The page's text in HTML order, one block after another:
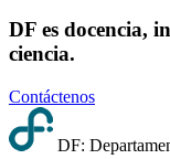
DF es docencia,
ciencia.
Contáctenos
DF: